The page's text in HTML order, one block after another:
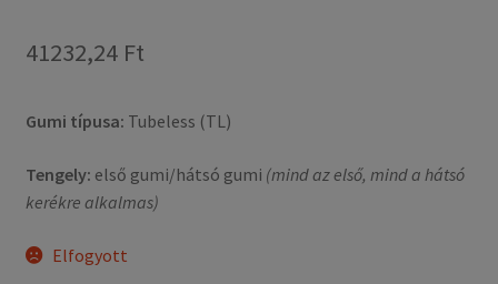
41232,24 Ft
Gumi típusa: Tubeless (TL)
Tengely: első gumi/hátsó gumi (mind az első, mind a hátsó
kerékre alkalmas)
Elfogyott